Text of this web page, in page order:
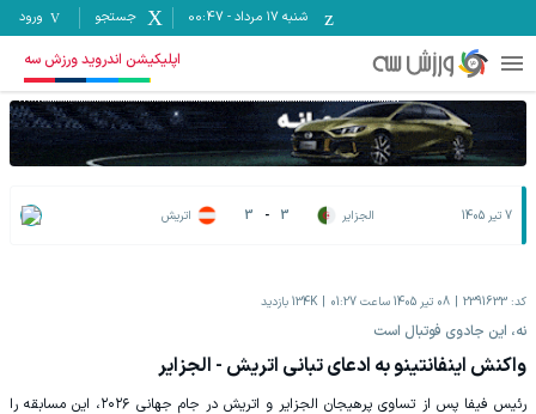
شنبه ۱۷ مرداد -
00:47 جستجو ورود
اپلیکیشن اندروید ورزش سه
7 تیر 1405 الجزایر 3
-
3 اتریش
کد: 2391633 08 تیر 1405 ساعت 01:27 134K بازدید
نه، این جادوی فوتبال است
واکنش اینفانتینو به ادعای تبانی اتریش - الجزایر
رئیس فیفا پس از تساوی پرهیجان الجزایر و اتریش در جام جهانی ۲۰۲۶، این مسابقه را